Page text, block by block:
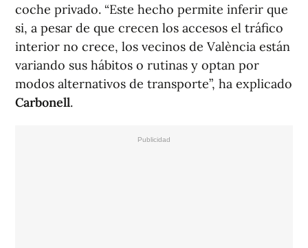
coche privado. “Este hecho permite inferir que
si, a pesar de que crecen los accesos el tráfico
interior no crece, los vecinos de València están
variando sus hábitos o rutinas y optan por
modos alternativos de transporte”, ha explicado
Carbonell.